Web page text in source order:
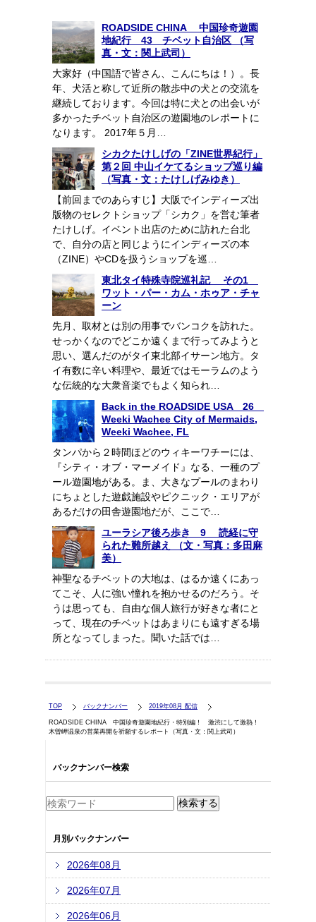
ROADSIDE CHINA 中国珍奇遊園
地紀行 43 チベット自治区 （写
真・文：関上武司）
大家好（中国語で皆さん、こんにちは！）。長
年、犬活と称して近所の散歩中の犬との交流を
継続しております。今回は特に犬との出会いが
多かったチベット自治区の遊園地のレポートに
なります。 2017年５月…
シカクたけしげの「ZINE世界紀行」
第２回 中山イケてるショップ巡り編
（写真・文：たけしげみゆき）
【前回までのあらすじ】大阪でインディーズ出
版物のセレクトショップ「シカク」を営む筆者
たけしげ。イベント出店のために訪れた台北
で、自分の店と同じようにインディーズの本
（ZINE）やCDを扱うショップを巡…
東北タイ特殊寺院巡礼記 その1
ワット・パー・カム・ホゥア・チャ
ーン
先月、取材とは別の用事でバンコクを訪れた。
せっかくなのでどこか遠くまで行ってみようと
思い、選んだのがタイ東北部イサーン地方。タ
イ有数に辛い料理や、最近ではモーラムのよう
な伝統的な大衆音楽でもよく知られ…
Back in the ROADSIDE USA 26
Weeki Wachee City of Mermaids,
Weeki Wachee, FL
タンパから２時間ほどのウィキーワチーには、
『シティ・オブ・マーメイド』なる、一種のプ
ール遊園地がある。ま、大きなプールのまわり
にちょとした遊戯施設やピクニック・エリアが
あるだけの田舎遊園地だが、ここで…
ユーラシア後ろ歩き 9 読経に守
られた難所越え （文・写真：多田麻
美）
神聖なるチベットの大地は、はるか遠くにあっ
てこそ、人に強い憧れを抱かせるのだろう。そ
うは思っても、自由な個人旅行が好きな者にと
って、現在のチベットはあまりにも遠すぎる場
所となってしまった。聞いた話では…
TOP バックナンバー 2019年08月 配信
ROADSIDE CHINA 中国珍奇遊園地紀行・特別編！ 激渋にして激熱！
木曽岬温泉の営業再開を祈願するレポート（写真・文：関上武司）
バックナンバー検索
月別バックナンバー
2026年08月
2026年07月
2026年06月